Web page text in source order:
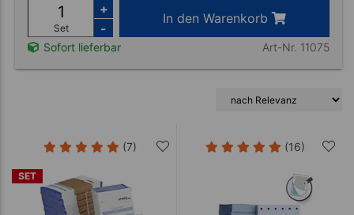
Set
+
-
In den Warenkorb
Sofort lieferbar Art-Nr. 11075
SET
(7) (16)